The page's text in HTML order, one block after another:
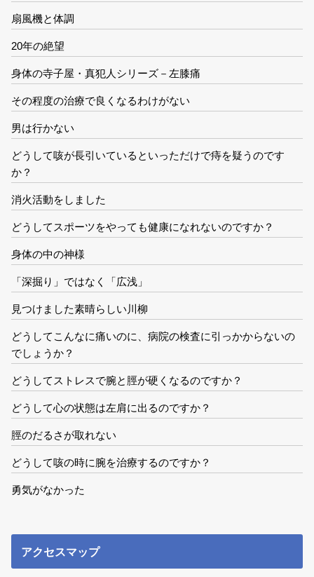
扇風機と体調
20年の絶望
身体の寺子屋・真犯人シリーズ－左膝痛
その程度の治療で良くなるわけがない
男は行かない
どうして咳が長引いているといっただけで痔を疑うのです
か？
消火活動をしました
どうしてスポーツをやっても健康になれないのですか？
身体の中の神様
「深掘り」ではなく「広浅」
見つけました素晴らしい川柳
どうしてこんなに痛いのに、病院の検査に引っかからないの
でしょうか？
どうしてストレスで腕と脛が硬くなるのですか？
どうして心の状態は左肩に出るのですか？
脛のだるさが取れない
どうして咳の時に腕を治療するのですか？
勇気がなかった
アクセスマップ